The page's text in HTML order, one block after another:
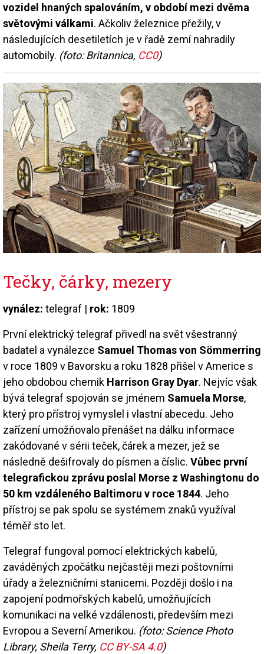
vozidel hnaných spalováním, v období mezi dvěma
světovými válkami. Ačkoliv železnice přežily, v
následujících desetiletích je v řadě zemí nahradily
automobily. (foto: Britannica, CC0)
Tečky, čárky, mezery
vynález: telegraf | rok: 1809
První elektrický telegraf přivedl na svět všestranný
badatel a vynálezce Samuel Thomas von Sömmerring
v roce 1809 v Bavorsku a roku 1828 přišel v Americe s
jeho obdobou chemik Harrison Gray Dyar. Nejvíc však
bývá telegraf spojován se jménem Samuela Morse,
který pro přístroj vymyslel i vlastní abecedu. Jeho
zařízení umožňovalo přenášet na dálku informace
zakódované v sérii teček, čárek a mezer, jež se
následně dešifrovaly do písmen a číslic. Vůbec první
telegrafickou zprávu poslal Morse z Washingtonu do
50 km vzdáleného Baltimoru v roce 1844. Jeho
přístroj se pak spolu se systémem znaků využíval
téměř sto let.
Telegraf fungoval pomocí elektrických kabelů,
zaváděných zpočátku nejčastěji mezi poštovními
úřady a železničními stanicemi. Později došlo i na
zapojení podmořských kabelů, umožňujících
komunikaci na velké vzdálenosti, především mezi
Evropou a Severní Amerikou. (foto: Science Photo
Library, Sheila Terry, CC BY-SA 4.0)